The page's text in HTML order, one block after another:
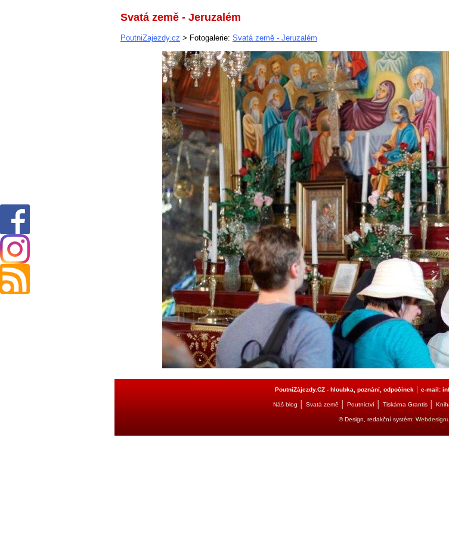
Svatá země - Jeruzalém
PoutniZajezdy.cz > Fotogalerie: Svatá země - Jeruzalém
PoutníZájezdy.CZ - hloubka, poznání, odpočinek │ e-mail:
Náš blog Svatá země Poutnictví Tiskárna Grantis
© Design, redakční systém: